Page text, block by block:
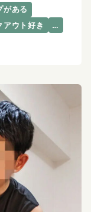
がある
アウト好き …